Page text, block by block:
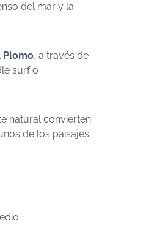
del mar y la
Plomo, a través de
surf o
natural convierten
de los paisajes